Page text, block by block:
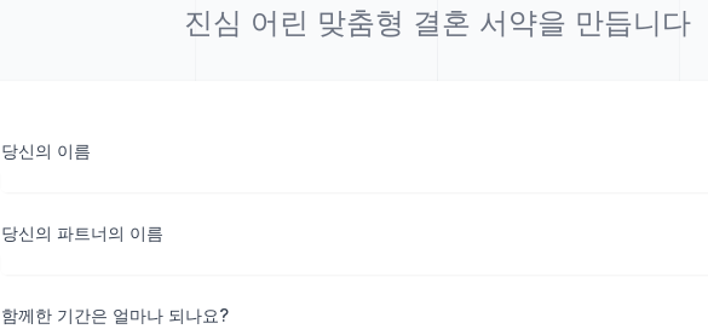
진심 어린 맞춤형 결혼 서약을 만듭니다
당신의 이름
당신의 파트너의 이름
함께한 기간은 얼마나 되나요?